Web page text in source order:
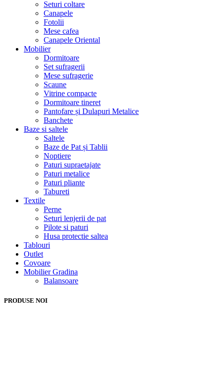
Seturi coltare
Canapele
Fotolii
Mese cafea
Canapele Oriental
Mobilier
Dormitoare
Set sufragerii
Mese sufragerie
Scaune
Vitrine compacte
Dormitoare tineret
Pantofare și Dulapuri Metalice
Banchete
Baze si saltele
Saltele
Baze de Pat și Tablii
Noptiere
Paturi supraetajate
Paturi metalice
Paturi pliante
Tabureti
Textile
Perne
Seturi lenjerii de pat
Pilote si paturi
Husa protectie saltea
Tablouri
Outlet
Covoare
Mobilier Gradina
Balansoare
PRODUSE NOI